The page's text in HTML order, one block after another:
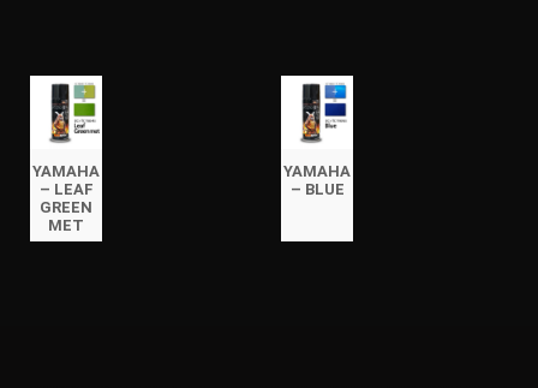
YAMAHA
– LEAF
GREEN
MET
YAMAHA
– BLUE